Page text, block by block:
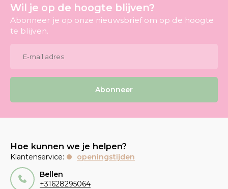
Wil je op de hoogte blijven?
Abonneer je op onze nieuwsbrief om op de hoogte
te blijven.
Abonneer
Hoe kunnen we je helpen?
Klantenservice:
openingstijden
Bellen
+31628295064